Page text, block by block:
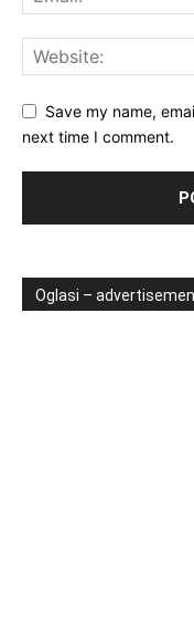
Save my name,
next time I comment.
Oglasi –